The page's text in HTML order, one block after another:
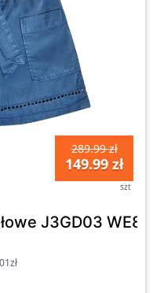
289.99 zł
149.99 zł
szt
J3GD03